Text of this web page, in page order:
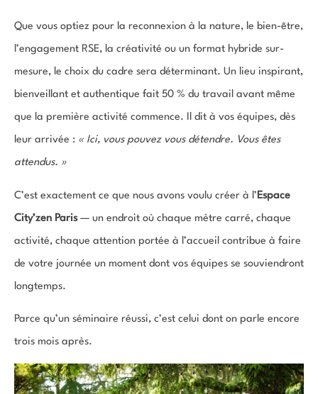
Que vous optiez pour la reconnexion à la nature, le bien-être,
l’engagement RSE, la créativité ou un format hybride sur-
mesure, le choix du cadre sera déterminant. Un lieu inspirant,
bienveillant et authentique fait 50 % du travail avant même
que la première activité commence. Il dit à vos équipes, dès
leur arrivée : « Ici, vous pouvez vous détendre. Vous êtes
attendus. »
C’est exactement ce que nous avons voulu créer à l’ Espace
City’zen Paris— un endroit où chaque mètre carré, chaque
activité, chaque attention portée à l’accueil contribue à faire
de votre journée un moment dont vos équipes se souviendront
longtemps.
Parce qu’un séminaire réussi, c’est celui dont on parle encore
trois mois après.